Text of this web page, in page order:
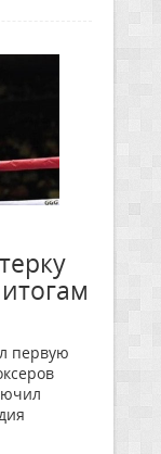
первую